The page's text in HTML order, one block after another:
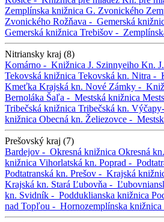
Zemplínska knižnica G. Zvonického
Zvonického Rožňava - Gemerská
Gemerská knižnica Trebišov -
Nitriansky kraj (8)
Komárno - Knižnica J. Szinnyeiho Kn.
Tekovská knižnica Tekovská kn. Nitra -
Kmeťka Krajská kn. Nové Zámky -
Bernoláka Šaľa - Mestská knižnica
Tribečská knižnica Tribečská kn.
knižnica Obecná kn. Želiezovce -
Prešovský kraj (7)
Bardejov - Okresná knižnica Okresná kn.
knižnica Vihorlatská kn. Poprad -
Podtatranská kn. Prešov - Krajská
Krajská kn. Stará Ľubovňa -
kn. Svidník - Podduklianska knižnica
nad Topľou - Hornozemplínska knižnica